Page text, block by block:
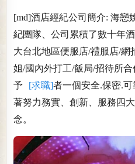
[md]酒店經紀公司簡介: 海戀
紀團隊、公司累積了數十年
大台北地區便服店/禮服店/網
姐/國內外打工/飯局/招待所
予
[求職]者一個安全.保密.
著努力務實、創新、服務四
念。